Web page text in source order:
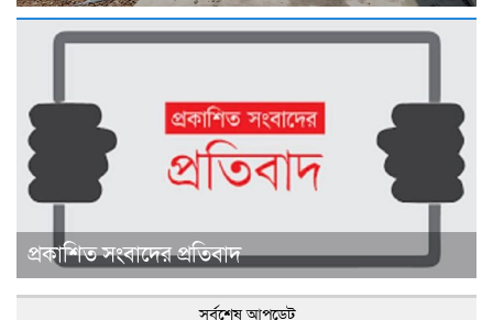
প্রকাশিত সংবাদের প্রতিবাদ
সর্বশেষ আপডেট